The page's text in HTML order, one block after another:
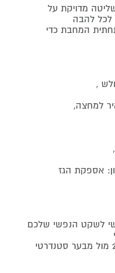
,
למחצה,
אספקת הגז
לשקט הנפשי שלכם